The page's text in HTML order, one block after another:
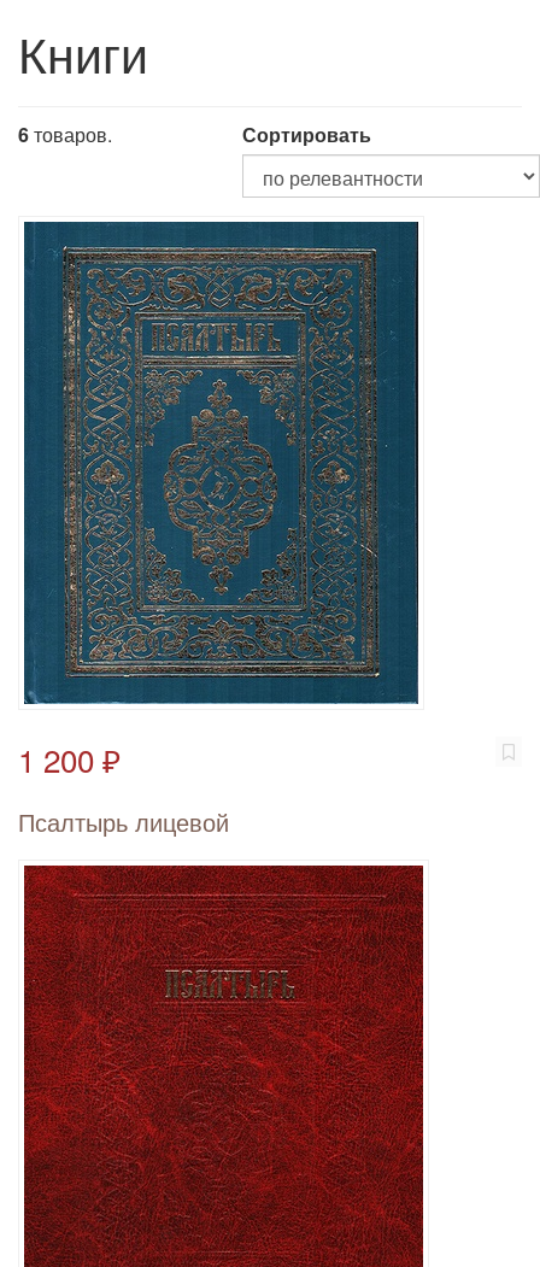
Книги
6товаров. Сортировать
1 200 ₽
Псалтырь лицевой